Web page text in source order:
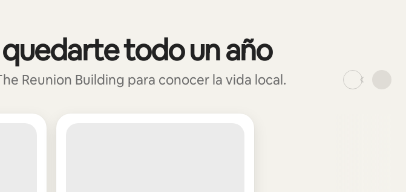
todo un año
Reunion Building para conocer la vida local. _